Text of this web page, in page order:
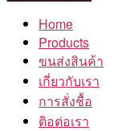
Home
Products
ขนส่งสินค้า
เกี่ยวกับเรา
การสั่งชื้อ
ติอต่อเรา